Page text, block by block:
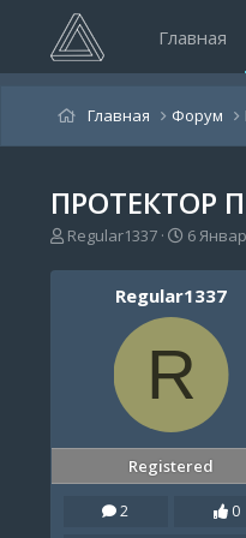
Главная
Главная Форум
ПРОТЕКТОР
А
т
Regular1337
Д
т
а
н
ч
а
а
6
Regular1337
R
Registered
2
0